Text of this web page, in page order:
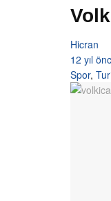
Hicran
12 yıl
Spor,